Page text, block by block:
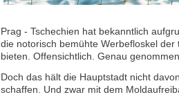
Prag - Tschechien hat bekanntlich
die notorisch bemühte Werbefloskel
bieten. Offensichtlich. Genau
Doch das hält die Hauptstadt nicht
schaffen. Und zwar mit dem